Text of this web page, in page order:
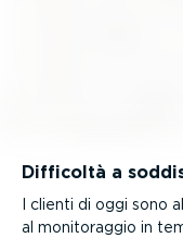
Difficoltà a
I clienti di oggi sono
al monito­raggio in